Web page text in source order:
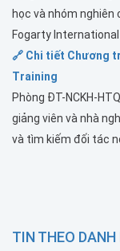
học và nhóm
Fogarty
🔗 Chi tiết Chương
Training
Phòng ĐT-NCKH-
giảng viên và nhà
và tìm kiếm đối tác
TIN THEO DANH